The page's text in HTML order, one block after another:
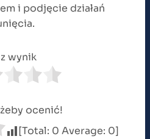
i podjęcie działań
wynik
ocenić!
[Total: 0 Average: 0]